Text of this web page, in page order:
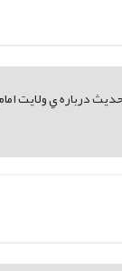
درباره ي ولايت